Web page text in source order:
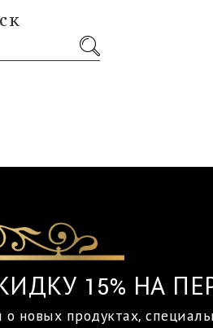
15% НА
новых продуктах,